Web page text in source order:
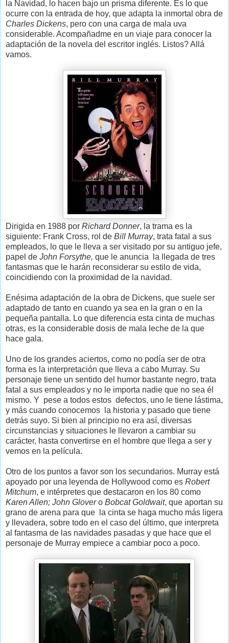
la Navidad, lo hacen bajo un prisma diferente. Es lo que
ocurre con la entrada de hoy, que adapta la inmortal obra de
Charles Dickens, pero con una carga de mala uva
considerable. Acompañadme en un viaje para conocer la
adaptación de la novela del escritor inglés. Listos? Allá
vamos.
Dirigida en 1988 por Richard Donner, la trama es la
siguiente: Frank Cross, rol de Bill Murray, trata fatal a sus
empleados, lo que le lleva a ser visitado por su antiguo jefe,
papel de John Forsythe, que le anuncia la llegada de tres
fantasmas que le harán reconsiderar su estilo de vida,
coincidiendo con la proximidad de la navidad.
Enésima adaptación de la obra de Dickens, que suele ser
adaptado de tanto en cuando ya sea en la gran o en la
pequeña pantalla. Lo que diferencia esta cinta de muchas
otras, es la considerable dosis de mala leche de la que
hace gala.
Uno de los grandes aciertos, como no podía ser de otra
forma es la interpretación que lleva a cabo Murray. Su
personaje tiene un sentido del humor bastante negro, trata
fatal a sus empleados y no le importa nadie que no sea él
mismo. Y pese a todos estos defectos, uno le tiene lástima,
y más cuando conocemos la historia y pasado que tiene
detrás suyo. Si bien al principio no era así, diversas
circunstancias y situaciones le llevaron a cambiar su
carácter, hasta convertirse en el hombre que llega a ser y
vemos en la película.
Otro de los puntos a favor son los secundarios. Murray está
apoyado por una leyenda de Hollywood como es Robert
Mitchum, e intérpretes que destacaron en los 80 como
Karen Allen; John Glovero Bobcat Goldwait, que aportan su
grano de arena para que la cinta se haga mucho más ligera
y llevadera, sobre todo en el caso del último, que interpreta
al fantasma de las navidades pasadas y que hace que el
personaje de Murray empiece a cambiar poco a poco.